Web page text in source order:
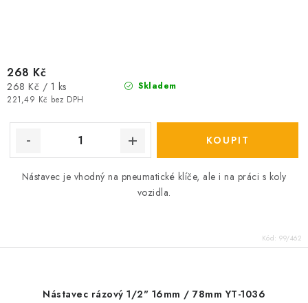
Skladem
221,49 Kč bez DPH
268 Kč
Měrná
cena:
268 Kč / 1 ks
Nástavec je vhodný na pneumatické klíče, ale i na práci s koly
vozidla.
Kód: 99/462
Nástavec rázový 1/2" 16mm / 78mm YT-1036